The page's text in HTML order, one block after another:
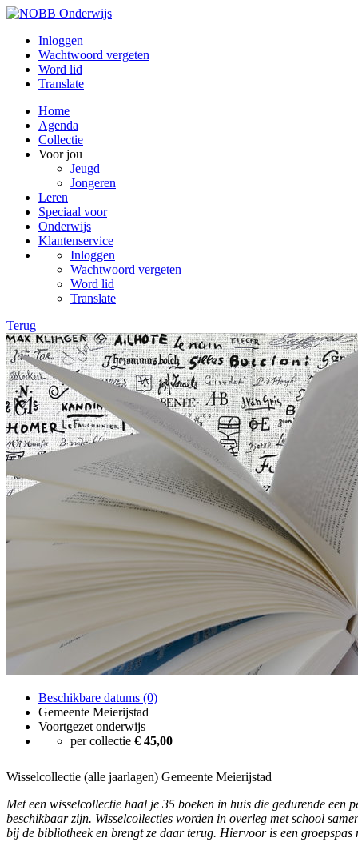
Inloggen
Wachtwoord vergeten
Word lid
Translate
Home
Agenda
Collectie
Voor jou
Jeugd
Jongeren
Leren
Speciaal voor
Onderwijs
Klantenservice
Inloggen
Wachtwoord vergeten
Word lid
Translate
Terug
Beschikbare datums (0)
Gemeente Meierijstad
Voortgezet onderwijs
per collectie € 45,00
Wisselcollectie (alle jaarlagen) Gemeente Meierijstad
Met een wisselcollectie haal je 35 boeken in huis die gedurende een
beschikbaar zijn. Wisselcollecties worden in overleg met school
bij de bibliotheek en brengt ze daar terug. Hiervoor is een groepspas